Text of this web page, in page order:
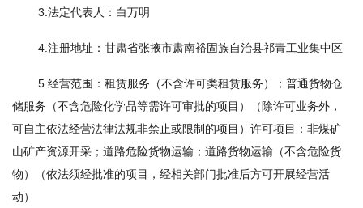
3.法定代表人：白万明
4.注册地址：甘肃省张掖市肃南裕固族自治县祁青工业集中区
5.经营范围：租赁服务（不含许可类租赁服务）；普通货物仓
储服务（不含危险化学品等需许可审批的项目）（除许可业务外，
可自主依法经营法律法规非禁止或限制的项目）许可项目：非煤矿
山矿产资源开采；道路危险货物运输；道路货物运输（不含危险货
物）（依法须经批准的项目，经相关部门批准后方可开展经营活
动）